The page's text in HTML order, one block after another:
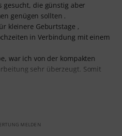
gesucht, die günstig aber
genügen sollten .
kleinere Geburtstage ,
in Verbindung mit einem
war ich von der kompakten
sehr überzeugt. Somit
MELDEN